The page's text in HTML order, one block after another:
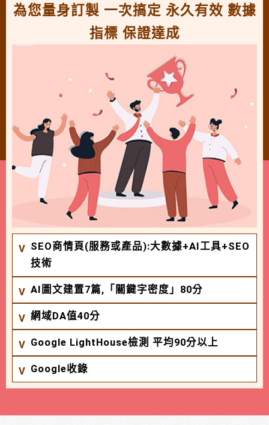
為您量身訂製 一次搞定 永久有效 數據
指標 保證達成
SEO商情頁(服務或產品):大數據+AI工具+SEO
技術
AI圖文建置7篇,「關鍵字密度」80分
網域DA值40分
Google LightHouse檢測 平均90分以上
Google收錄